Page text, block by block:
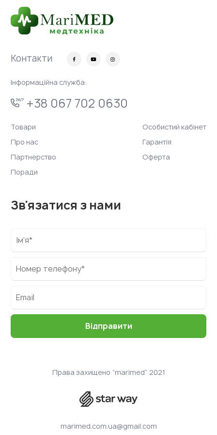
Контакти
Інформаційна служба:
+38 067 702 0630
Товари
Про нас
Партнерство
Поради
Особистий кабінет
Гарантія
Оферта
Зв'язатися з нами
Права захищено “marimed” 2021
marimed.com.ua@gmail.com